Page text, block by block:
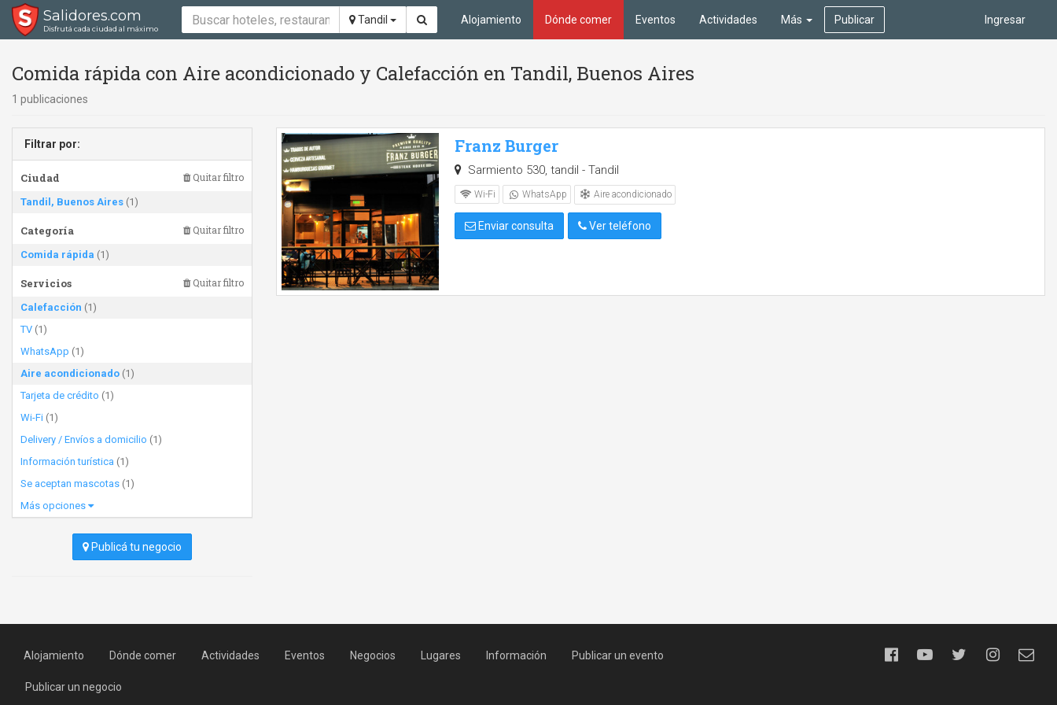
Salidores.com
Disfrutá cada ciudad al máximo
Tandil Ingresar
Alojamiento Dónde comer Eventos Actividades Más Publicar
Comida rápida con Aire acondicionado y Calefacción en Tandil, Buenos Aires
1 publicaciones
Filtrar por:
Ciudad Quitar filtro
Tandil, Buenos Aires (1)
Categoría Quitar filtro
Comida rápida (1)
Servicios Quitar filtro
Calefacción (1)
TV (1)
WhatsApp (1)
Aire acondicionado (1)
Tarjeta de crédito (1)
Wi-Fi (1)
Delivery / Envíos a domicilio (1)
Información turística (1)
Se aceptan mascotas (1)
Más opciones
Publicá tu negocio
Franz Burger
Sarmiento 530, tandil - Tandil
Wi-Fi WhatsApp Aire acondicionado
Enviar consulta Ver teléfono
Alojamiento Dónde comer Actividades Eventos Negocios Lugares Información Publicar un evento
Publicar un negocio